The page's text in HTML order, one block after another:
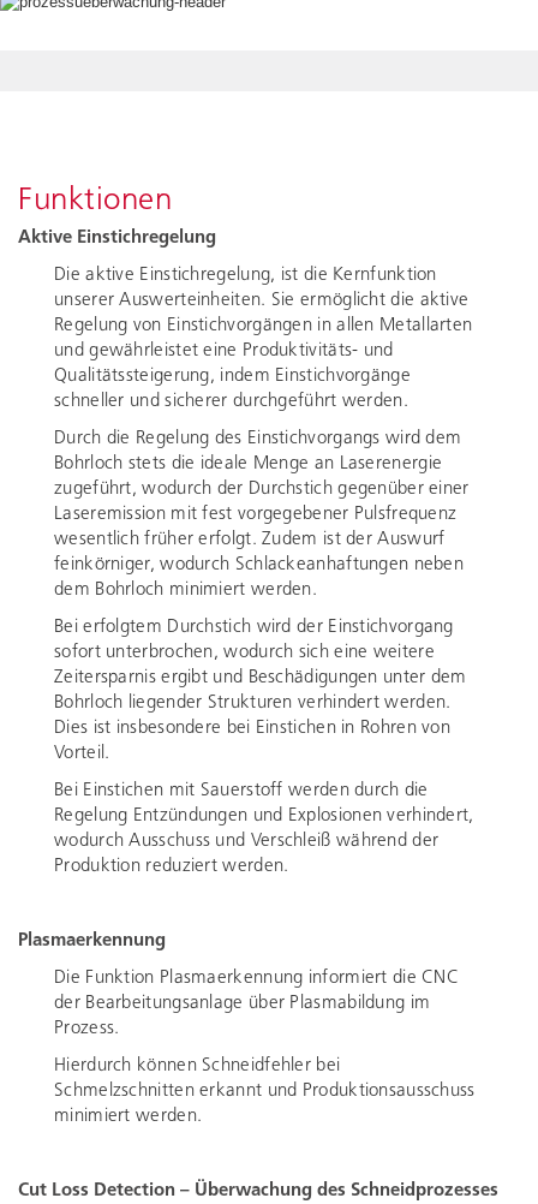
Funktionen
Aktive Einstichregelung
Die aktive Einstichregelung, ist die Kernfunktion
unserer Auswerteinheiten. Sie ermöglicht die aktive
Regelung von Einstichvorgängen in allen Metallarten
und gewährleistet eine Produktivitäts- und
Qualitätssteigerung, indem Einstichvorgänge
schneller und sicherer durchgeführt werden.
Durch die Regelung des Einstichvorgangs wird dem
Bohrloch stets die ideale Menge an Laserenergie
zugeführt, wodurch der Durchstich gegenüber einer
Laseremission mit fest vorgegebener Pulsfrequenz
wesentlich früher erfolgt. Zudem ist der Auswurf
feinkörniger, wodurch Schlackeanhaftungen neben
dem Bohrloch minimiert werden.
Bei erfolgtem Durchstich wird der Einstichvorgang
sofort unterbrochen, wodurch sich eine weitere
Zeitersparnis ergibt und Beschädigungen unter dem
Bohrloch liegender Strukturen verhindert werden.
Dies ist insbesondere bei Einstichen in Rohren von
Vorteil.
Bei Einstichen mit Sauerstoff werden durch die
Regelung Entzündungen und Explosionen verhindert,
wodurch Ausschuss und Verschleiß während der
Produktion reduziert werden.
Plasmaerkennung
Die Funktion Plasmaerkennung informiert die CNC
der Bearbeitungsanlage über Plasmabildung im
Prozess.
Hierdurch können Schneidfehler bei
Schmelzschnitten erkannt und Produktionsausschuss
minimiert werden.
Cut Loss Detection – Überwachung des Schneidprozesses